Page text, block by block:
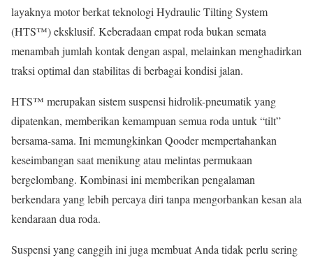
layaknya motor berkat teknologi Hydraulic Tilting System
(HTS™) eksklusif. Keberadaan empat roda bukan semata
menambah jumlah kontak dengan aspal, melainkan menghadirkan
traksi optimal dan stabilitas di berbagai kondisi jalan.
HTS™ merupakan sistem suspensi hidrolik-pneumatik yang
dipatenkan, memberikan kemampuan semua roda untuk “tilt”
bersama-sama. Ini memungkinkan Qooder mempertahankan
keseimbangan saat menikung atau melintas permukaan
bergelombang. Kombinasi ini memberikan pengalaman
berkendara yang lebih percaya diri tanpa mengorbankan kesan ala
kendaraan dua roda.
Suspensi yang canggih ini juga membuat Anda tidak perlu sering